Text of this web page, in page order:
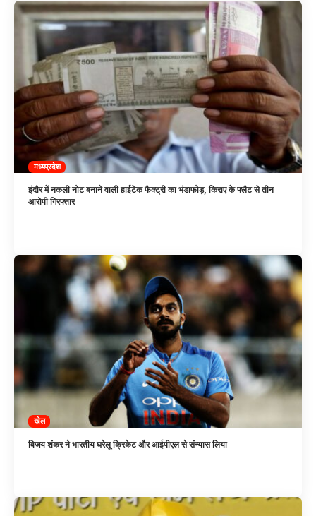
मध्यप्रदेश
इंदौर में नकली नोट बनाने वाली हाईटेक फैक्ट्री का भंडाफोड़, किराए के फ्लैट से तीन
आरोपी गिरफ्तार
खेल
विजय शंकर ने भारतीय घरेलू क्रिकेट और आईपीएल से संन्यास लिया